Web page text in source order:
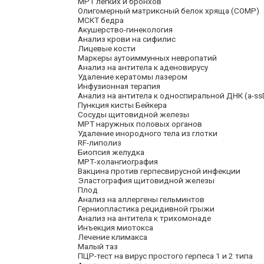
Олигомерный матриксный белок хряща (COMP)
МСКТ бедра
Акушерство-гинекология
Анализ крови на сифилис
Лицевые кости
Маркеры аутоиммунных невропатий
Анализ на антитела к аденовирусу
Удаление кератомы лазером
Инфузионная терапия
Анализ на антитела к односпиральной ДНК (a-
Пункция кисты Бейкера
Сосуды щитовидной железы
МРТ наружных половых органов
Удаление инородного тела из глотки
RF-липолиз
Биопсия желудка
МРТ-холангиография
Вакцина против герпесвирусной инфекции
Эластография щитовидной железы
Плод
Анализ на аллергены гельминтов
Герниопластика рецидивной грыжи
Анализ на антитела к трихомонаде
Инъекция миотокса
Лечение климакса
Малый таз
ПЦР-тест на вирус простого герпеса 1 и 2 типа